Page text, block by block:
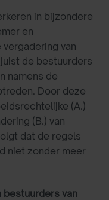
in bijzondere
en
van
de bestuurders
namens de
Door deze
(A.)
(B.) van
dat de regels
niet zonder meer
van